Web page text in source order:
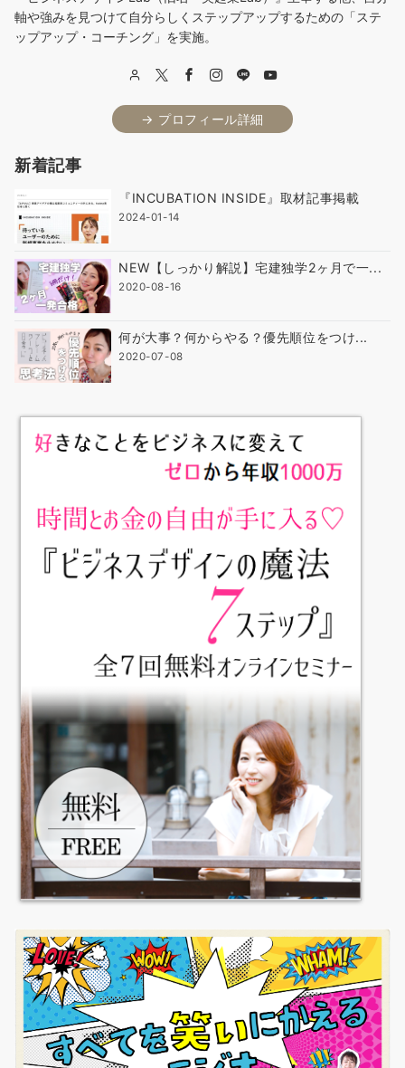
軸や強みを見つけて自分らしくステップアップするための「ステ
ップアップ・コーチング」を実施。
→ プロフィール詳細
新着記事
『INCUBATION INSIDE』取材記事掲載
2024-01-14
NEW【しっかり解説】宅建独学2ヶ月で一...
2020-08-16
何が大事？何からやる？優先順位をつけ...
2020-07-08